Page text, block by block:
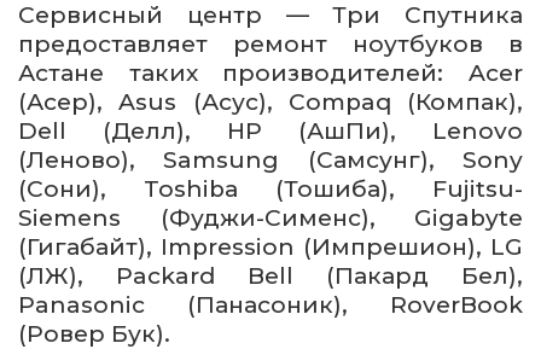
Сервисный центр — Три Спутника
предоставляет ремонт ноутбуков в
Астане таких производителей: Acer
(Асер), Asus (Асус), Compaq (Компак),
Dell (Делл), HP (АшПи), Lenovo
(Леново), Samsung (Самсунг), Sony
(Сони), Toshiba (Тошиба), Fujitsu-
Siemens (Фуджи-Сименс), Gigabyte
(Гигабайт), Impression (Импрешион), LG
(ЛЖ), Packard Bell (Пакард Бел),
Panasonic (Панасоник), RoverBook
(Ровер Бук).